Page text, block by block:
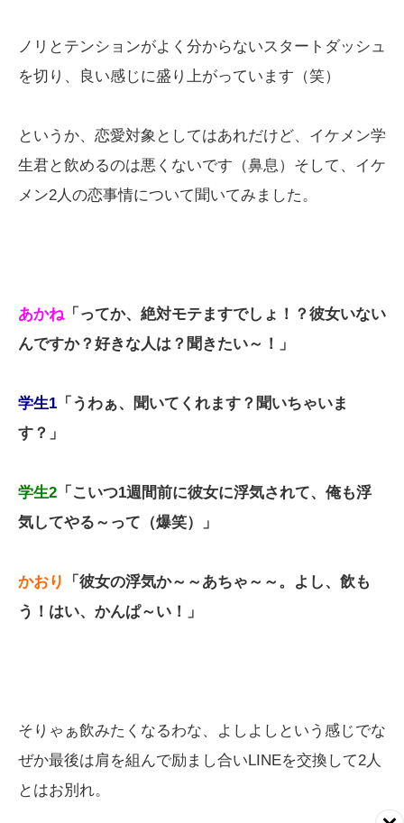
ノリとテンションがよく分からないスタートダッシュ
を切り、良い感じに盛り上がっています（笑）
というか、恋愛対象としてはあれだけど、イケメン学
生君と飲めるのは悪くないです（鼻息）そして、イケ
メン2人の恋事情について聞いてみました。
あかね 「ってか、絶対モテますでしょ！？彼女いない
んですか？好きな人は？聞きたい～！」
学生1 「うわぁ、聞いてくれます？聞いちゃいま
す？」
学生2 「こいつ1週間前に彼女に浮気されて、俺も浮
気してやる～って（爆笑）」
かおり
「彼女の浮気か～～あちゃ～～。よし、飲も
う！はい、かんぱ～い！」
そりゃぁ飲みたくなるわな、よしよしという感じでな
ぜか最後は肩を組んで励まし合いLINEを交換して2人
とはお別れ。